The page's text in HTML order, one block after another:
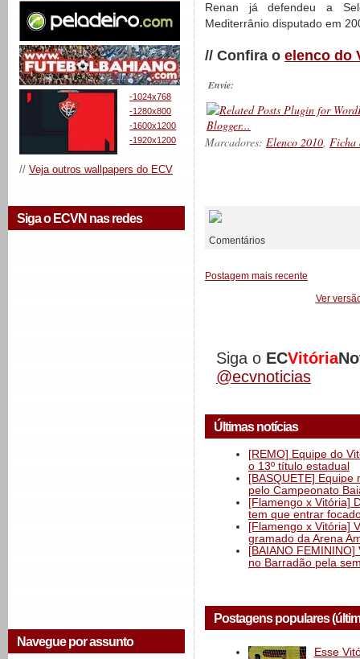
-1024x768
-1280x800
-1600x1200
-1920x1200
// Veja outros wallpapers do ECV
Siga o ECVN nas redes
Navegue por assunto
Renan já defendeu a
Mediterrânio disputado em
// Confira o elenco do
Envie:
Marcadores: Elenco 2010, Ficha
Comentários
Postagem mais recente
Ver
Siga o ECVitória
@ecvnoticias
Últimas notícias
[REMO] Equipe do
o 13º título estadual
[BASQUETE]
pelo Campeonato
[Flamengo x Vitória]
tem que entrar
[Flamengo x Vitória]
gramado da Arena
[BAIANO
no Barradão pela
Postagens populares
Esse